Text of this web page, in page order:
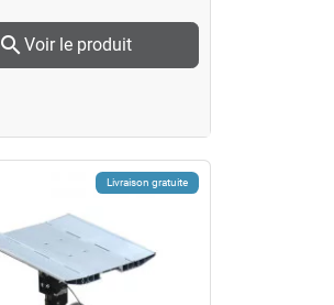
searchVoir le produit
Livraison gratuite